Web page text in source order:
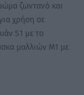
ζωντανό και
χρήση σε
S1 με το
μαλλιών Μ1 με